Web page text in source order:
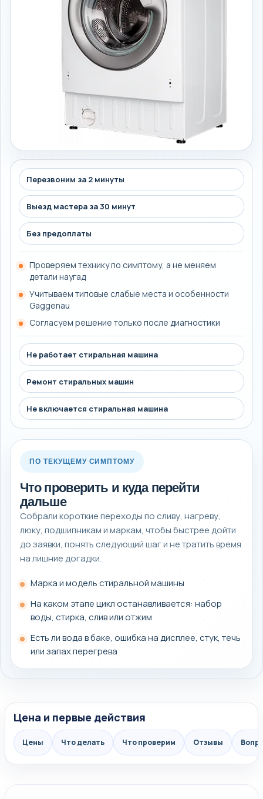
Перезвоним за 2 минуты
Выезд мастера за 30 минут
Без предоплаты
Проверяем технику по симптому, а не меняем
детали наугад
Учитываем типовые слабые места и особенности
Gaggenau
Согласуем решение только после диагностики
Не работает стиральная машина
Ремонт стиральных машин
Не включается стиральная машина
ПО ТЕКУЩЕМУ СИМПТОМУ
Что проверить и куда перейти
дальше
Собрали короткие переходы по сливу, нагреву,
люку, подшипникам и маркам, чтобы быстрее дойти
до заявки, понять следующий шаг и не тратить время
на лишние догадки.
Марка и модель стиральной машины
На каком этапе цикл останавливается: набор
воды, стирка, слив или отжим
Есть ли вода в баке, ошибка на дисплее, стук, течь
или запах перегрева
Цена и первые действия
Цены Что делать Что проверим Отзывы